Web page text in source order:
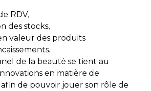
RDV,
des stocks,
valeur des produits
de la beauté se tient au
en matière de
de pouvoir jouer son rôle de